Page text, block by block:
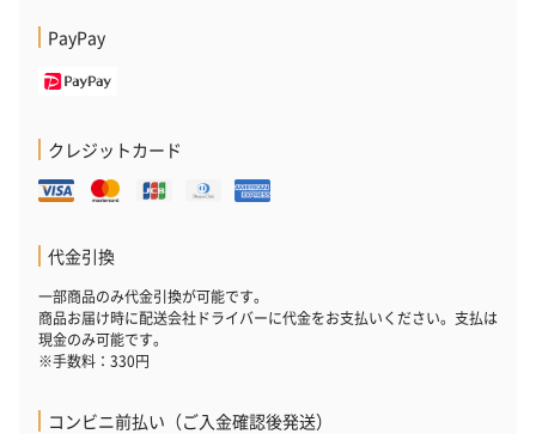
ディット（712円）
酒（655円）
おつまみ・その他
お酒にぴったりのおつまみ・サプリを同梱してお届けいたしま
す。
PayPay
クレジットカード
代金引換
一部商品のみ代金引換が可能です。
商品お届け時に配送会社ドライバーに代金をお支払いください。支払は
現金のみ可能です。
※手数料：330円
コンビニ前払い（ご入金確認後発送）